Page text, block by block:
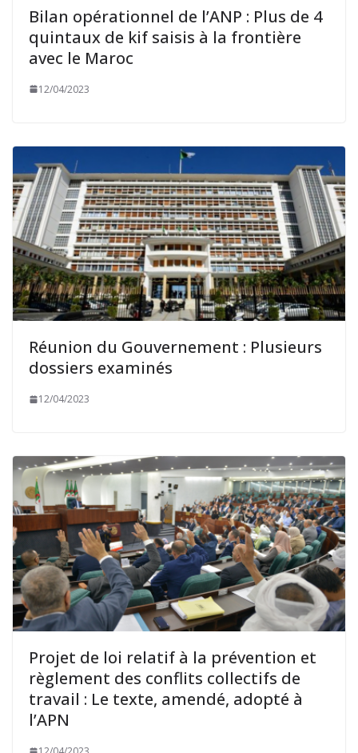
Bilan opérationnel de l’ANP : Plus de 4
quintaux de kif saisis à la frontière
avec le Maroc
12/04/2023
Réunion du Gouvernement : Plusieurs
dossiers examinés
12/04/2023
Projet de loi relatif à la prévention et
règlement des conflits collectifs de
travail : Le texte, amendé, adopté à
l’APN